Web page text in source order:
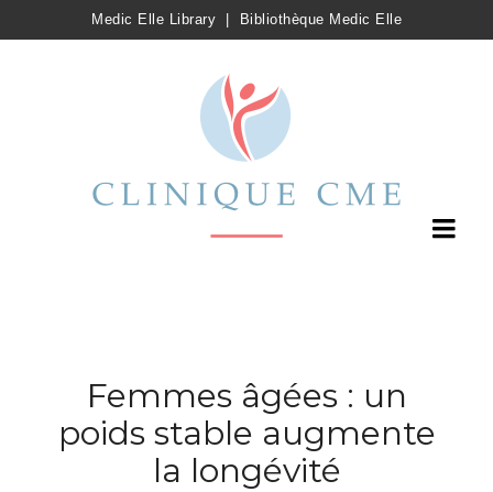
Medic Elle Library Bibliothèque Medic Elle
Femmes âgées : un
poids stable augmente
la longévité